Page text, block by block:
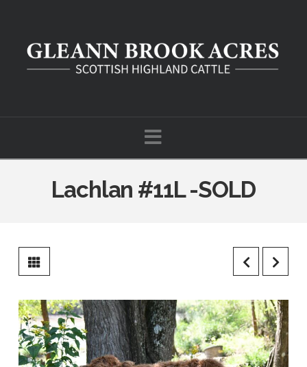
Navigation
Lachlan #11L -SOLD